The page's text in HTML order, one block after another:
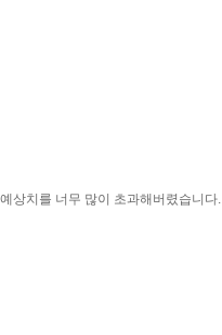
상치를 너무 많이 초과해버렸습니다.